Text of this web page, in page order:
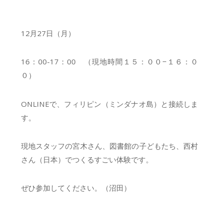
12月27日（月）
16：00-17：00 （現地時間１５：００−１６：０
０）
ONLINEで、フィリピン（ミンダナオ島）と接続しま
す。
現地スタッフの宮木さん、図書館の子どもたち、西村
さん（日本）でつくるすごい体験です。
ぜひ参加してください。（沼田）